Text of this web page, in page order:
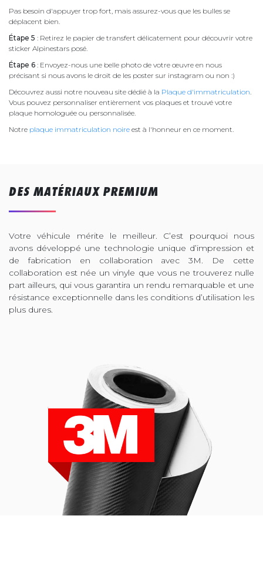
Pas besoin d'appuyer trop fort, mais assurez-vous que les bulles se
déplacent bien.
Étape 5 : Retirez le papier de transfert délicatement pour découvrir votre
sticker Alpinestars posé.
Étape 6 : Envoyez-nous une belle photo de votre œuvre en nous
précisant si nous avons le droit de les poster sur instagram ou non :)
Découvrez aussi notre nouveau site dédié à la Plaque d'immatriculation.
Vous pouvez personnaliser entièrement vos plaques et trouvé votre
plaque homologuée ou personnalisée.
Notre plaque immatriculation noire est à l'honneur en ce moment.
DES MATÉRIAUX PREMIUM
Votre véhicule mérite le meilleur. C’est pourquoi nous
avons développé une technologie unique d’impression et
de fabrication en collaboration avec 3M. De cette
collaboration est née un vinyle que vous ne trouverez nulle
part ailleurs, qui vous garantira un rendu remarquable et une
résistance exceptionnelle dans les conditions d’utilisation les
plus dures.